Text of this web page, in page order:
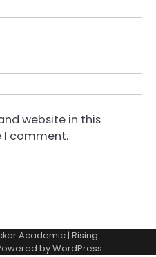
website in this
I comment.
Academic| Rising
byWordPress.